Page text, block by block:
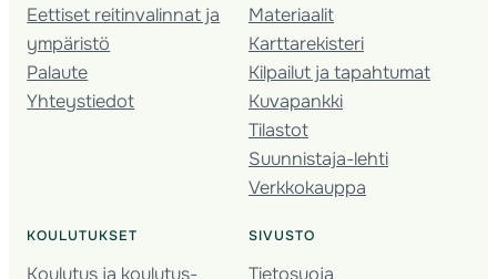
Eettiset reitinvalinnat ja
ympäristö
Palaute
Yhteystiedot
Materiaalit
Karttarekisteri
Kilpailut ja tapahtumat
Kuvapankki
Tilastot
Suunnistaja-lehti
Verkkokauppa
KOULUTUKSET
Koulutus ja koulutus­
SIVUSTO
Tietosuoja